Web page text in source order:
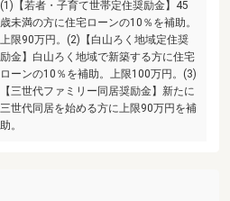
(1)【若者・子育て世帯定住奨励金】45
歳未満の方に住宅ローンの10％を補助。
上限90万円。(2)【白山ろく地域定住奨
励金】白山ろく地域で新築する方に住宅
ローンの10％を補助。上限100万円。(3)
【三世代ファミリー同居奨励金】新たに
三世代同居を始める方に上限90万円を補
助。